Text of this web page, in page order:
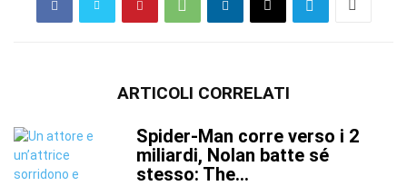
ARTICOLI CORRELATI
Spider-Man corre verso i 2
miliardi, Nolan batte sé
stesso: The...